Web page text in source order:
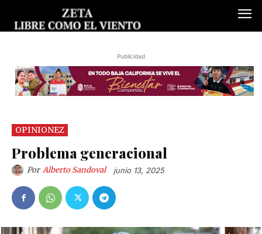
Publicidad
OPINIONEZ
Problema generacional
Por Alberto Sandoval junio 13, 2025